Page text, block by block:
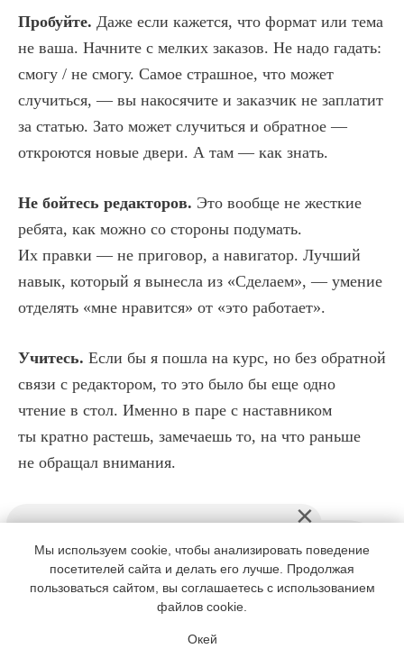
Пробуйте. Даже если кажется, что формат или тема
не ваша. Начните с мелких заказов. Не надо гадать:
смогу / не смогу. Самое страшное, что может
случиться, — вы накосячите и заказчик не заплатит
за статью. Зато может случиться и обратное —
откроются новые двери. А там — как знать.
Не бойтесь редакторов. Это вообще не жесткие
ребята, как можно со стороны подумать.
Их правки — не приговор, а навигатор. Лучший
навык, который я вынесла из «Сделаем», — умение
отделять «мне нравится» от «это работает».
Учитесь. Если бы я пошла на курс, но без обратной
связи с редактором, то это было бы еще одно
чтение в стол. Именно в паре с наставником
ты кратно растешь, замечаешь то, на что раньше
не обращал внимания.
Мы используем cookie, чтобы анализировать поведение
посетителей сайта и делать его лучше. Продолжая
пользоваться сайтом, вы соглашаетесь с использованием
файлов cookie.
Окей